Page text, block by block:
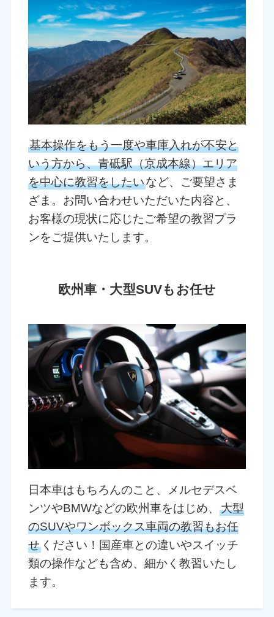
基本操作をもう一度や車庫入れが不安と
いう方から、青砥駅（京成本線）エリア
を中心に教習をしたいなど、ご要望さま
ざま。お問い合わせいただいた内容と、
お客様の現状に応じたご希望の教習プラ
ンをご提供いたします。
欧州車・大型SUVもお任せ
日本車はもちろんのこと、メルセデスベ
ンツやBMWなどの欧州車をはじめ、大型
のSUVやワンボックス車両の教習もお任
せ ください！国産車との違いやスイッチ
類の操作なども含め、細かく教習いたし
ます。